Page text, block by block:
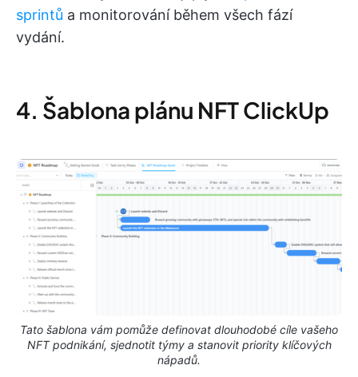
sprintů a monitorování během všech fází
vydání.
4. Šablona plánu NFT ClickUp
Tato šablona vám pomůže definovat dlouhodobé cíle vašeho
NFT podnikání, sjednotit týmy a stanovit priority klíčových
nápadů.